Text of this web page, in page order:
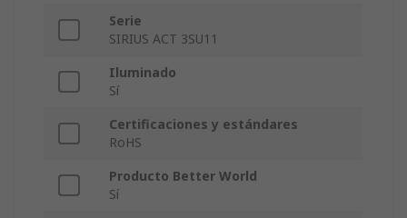
Serie
SIRIUS ACT 3SU11
Iluminado
Sí
Certificaciones y estándares
RoHS
Producto Better World
Sí